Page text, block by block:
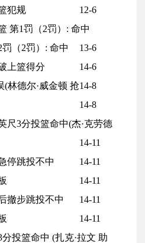
犯规
12-6
第1罚（2罚）: 命中
13-6
罚（2罚）: 命中
14-6
上篮得分
14-8
(林德尔·威金顿 抢
14-8
尺3分投篮命中(杰·克劳德
14-11
停跳投不中
14-11
14-11
撤步跳投不中
14-11
14-11
分投篮命中 (扎克·拉文 助